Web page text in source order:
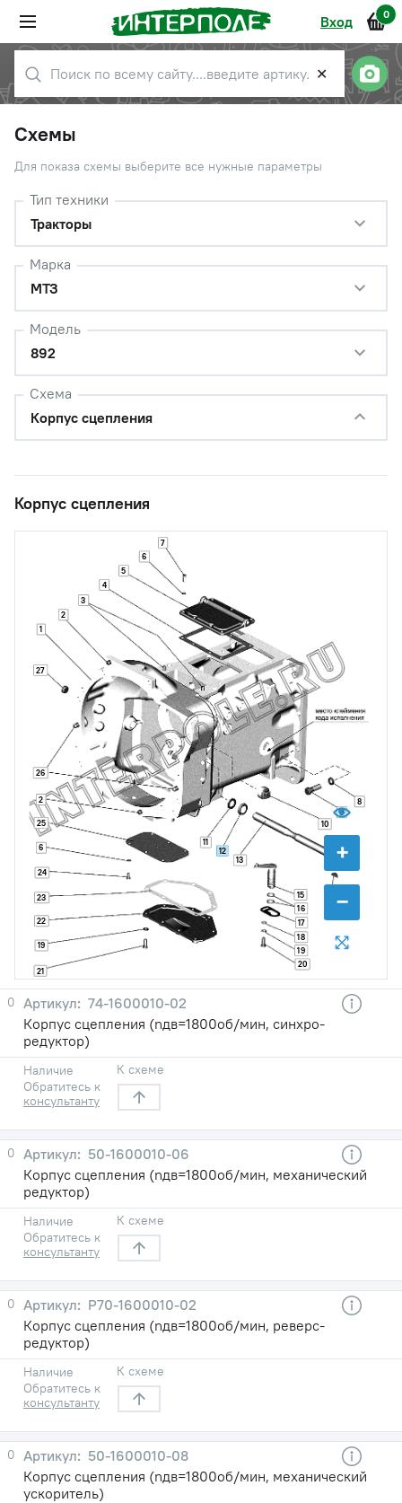
Вход 0
✕
Схемы
Для показа схемы выберите все нужные параметры
Тип техники
Тракторы
Марка
МТЗ
Модель
892
Схема
Корпус сцепления
Корпус сцепления
+
−
1
2
2
3
4
5
6
6
7
8
9
10
11
12
13
15
16
17
18
19
19
20
21
22
23
24
25
26
27
0
74-1600010-02
Корпус сцепления (nдв=1800об/мин, синхро-
редуктор)
Наличие
Обратитесь к
консультанту
К схеме
0
50-1600010-06
Корпус сцепления (nдв=1800об/мин, механический
редуктор)
Наличие
Обратитесь к
консультанту
К схеме
0
Р70-1600010-02
Корпус сцепления (nдв=1800об/мин, реверс-
редуктор)
Наличие
Обратитесь к
консультанту
К схеме
0
50-1600010-08
Корпус сцепления (nдв=1800об/мин, механический
ускоритель)